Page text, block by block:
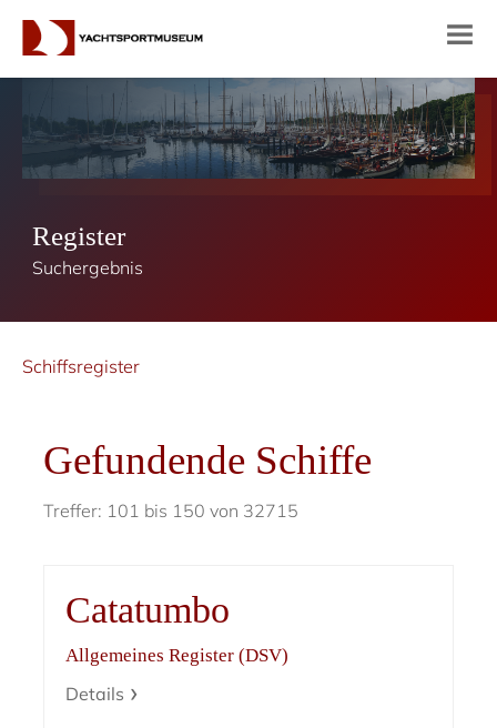
Register
Suchergebnis
Schiffsregister
Gefundende Schiffe
Treffer: 101 bis 150 von 32715
Catatumbo
Allgemeines Register (DSV)
Details